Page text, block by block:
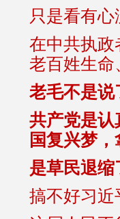
只是看有
在中共执政
老百姓生命
老毛不是说
共产党是认
国复兴梦
是草民退缩
搞不好习近